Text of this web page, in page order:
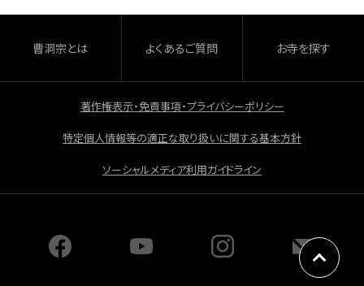
o
o
k
曹洞宗とは よくあるご質問 お寺を探す
著作権表示・免責事項・プライバシーポリシー
特定個人情報等の適正な取り扱いに関する基本方針
ソーシャルメディア利用ガイドライン